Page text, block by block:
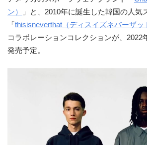
ン）
」と、2010年に誕生した韓国の人気
「 thisisneverthat（ディスイズネバーザッ
コラボレーションコレクションが、2022
発売予定。